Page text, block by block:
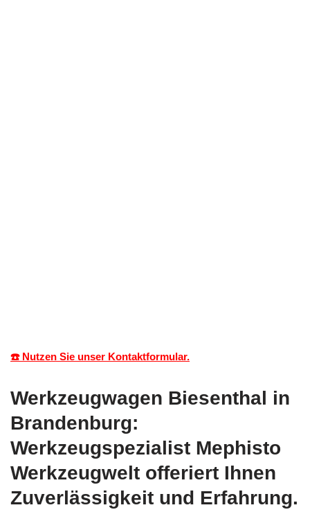
☎️ Nutzen Sie unser Kontaktformular.
Werkzeugwagen Biesenthal in
Brandenburg:
Werkzeugspezialist Mephisto
Werkzeugwelt offeriert Ihnen
Zuverlässigkeit und Erfahrung.